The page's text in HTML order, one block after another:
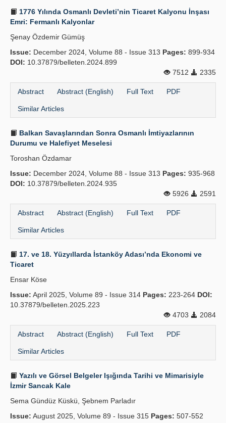
1776 Yılında Osmanlı Devleti’nin Ticaret Kalyonu İnşası
Emri: Fermanlı Kalyonlar
Şenay Özdemir Gümüş
Issue: December 2024, Volume 88 - Issue 313 Pages: 899-934
DOI: 10.37879/belleten.2024.899
7512
2335
Abstract Abstract (English) Full Text PDF
Similar Articles
Balkan Savaşlarından Sonra Osmanlı İmtiyazlarının
Durumu ve Halefiyet Meselesi
Toroshan Özdamar
Issue: December 2024, Volume 88 - Issue 313 Pages: 935-968
DOI: 10.37879/belleten.2024.935
5926
2591
Abstract Abstract (English) Full Text PDF
Similar Articles
17. ve 18. Yüzyıllarda İstanköy Adası’nda Ekonomi ve
Ticaret
Ensar Köse
Issue: April 2025, Volume 89 - Issue 314 Pages: 223-264 DOI:
10.37879/belleten.2025.223
4703
2084
Abstract Abstract (English) Full Text PDF
Similar Articles
Yazılı ve Görsel Belgeler Işığında Tarihi ve Mimarisiyle
İzmir Sancak Kale
Sema Gündüz Küskü, Şebnem Parladır
Issue: August 2025, Volume 89 - Issue 315 Pages: 507-552